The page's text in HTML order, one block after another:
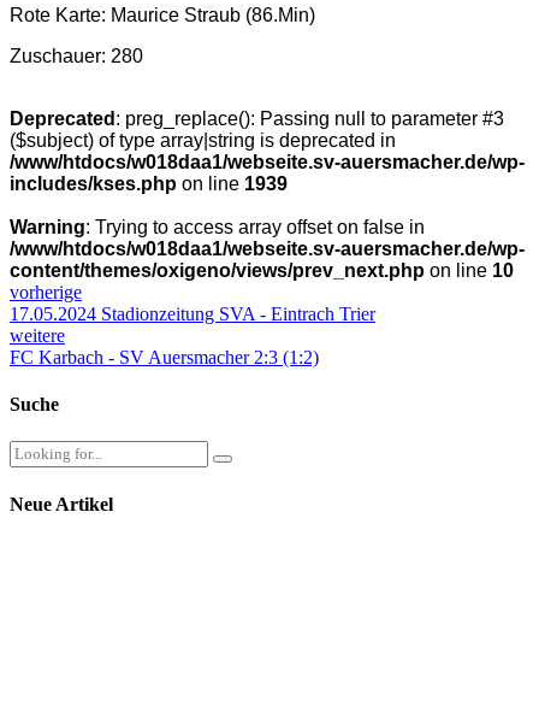
Rote Karte: Maurice Straub (86.Min)
Zuschauer: 280
Deprecated : preg_replace(): Passing null to parameter #3
($subject) of type array|string is deprecated in
/www/htdocs/w018daa1/webseite.sv-auersmacher.de/wp-
includes/kses.php on line 1939
Warning: Trying to access array offset on false in
/www/htdocs/w018daa1/webseite.sv-auersmacher.de/wp-
content/themes/oxigeno/views/prev_next.php on line 10
vorherige
17.05.2024 Stadionzeitung SVA - Eintrach Trier
weitere
FC Karbach - SV Auersmacher 2:3 (1:2)
Suche
Neue Artikel